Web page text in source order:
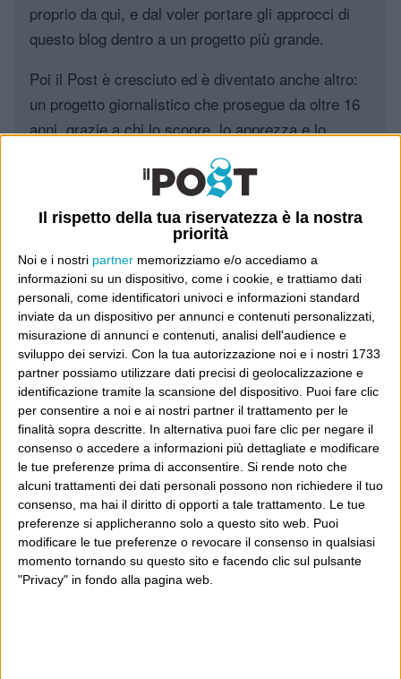
Il rispetto della tua riservatezza è la nostra
priorità
Noi e i nostri partner memorizziamo e/o accediamo a
informazioni su un dispositivo, come i cookie, e trattiamo dati
personali, come identificatori univoci e informazioni standard
inviate da un dispositivo per annunci e contenuti personalizzati,
misurazione di annunci e contenuti, analisi dell'audience e
sviluppo dei servizi. Con la tua autorizzazione noi e i nostri 1733
partner possiamo utilizzare dati precisi di geolocalizzazione e
identificazione tramite la scansione del dispositivo. Puoi fare clic
per consentire a noi e ai nostri partner il trattamento per le
finalità sopra descritte. In alternativa puoi fare clic per negare il
consenso o accedere a informazioni più dettagliate e modificare
le tue preferenze prima di acconsentire. Si rende noto che
alcuni trattamenti dei dati personali possono non richiedere il tuo
consenso, ma hai il diritto di opporti a tale trattamento. Le tue
preferenze si applicheranno solo a questo sito web. Puoi
modificare le tue preferenze o revocare il consenso in qualsiasi
momento tornando su questo sito e facendo clic sul pulsante
"Privacy" in fondo alla pagina web.
proprio da qui, e dal voler portare gli approcci di
questo blog dentro a un progetto più grande.
Poi il Post è cresciuto ed è diventato anche altro:
un progetto giornalistico che prosegue da oltre 16
anni, grazie a chi lo scopre, lo apprezza e lo
Leggi il Post, magari ti piace
Luca Sofri Wittgenstein
POST PRECEDENTE
Adoro certi comunicati stampa
POST SUCCESSIVO
Peccato, lo volevano alla
Centrale del Latte
E per i regali di Natale